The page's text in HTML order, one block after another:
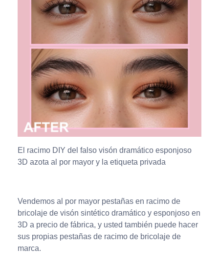
El racimo DIY del falso visón dramático esponjoso
3D azota al por mayor y la etiqueta privada
Vendemos al por mayor pestañas en racimo de
bricolaje de visón sintético dramático y esponjoso en
3D a precio de fábrica, y usted también puede hacer
sus propias pestañas de racimo de bricolaje de
marca.